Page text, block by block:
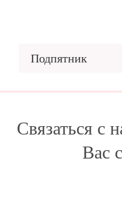
Подпятник
Связаться с
Вас